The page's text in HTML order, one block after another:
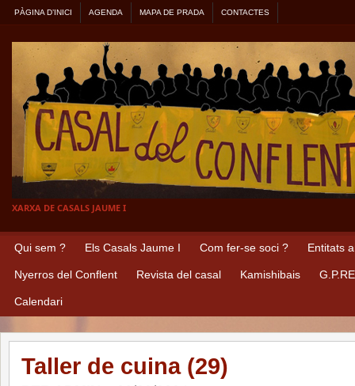
PÀGINA D’INICI AGENDA MAPA DE PRADA CONTACTES
XARXA DE CASALS JAUME I
Qui sem ? Els Casals Jaume I Com fer-se soci ? Entitats
Nyerros del Conflent Revista del casal Kamishibais
Calendari
Taller de cuina (29)